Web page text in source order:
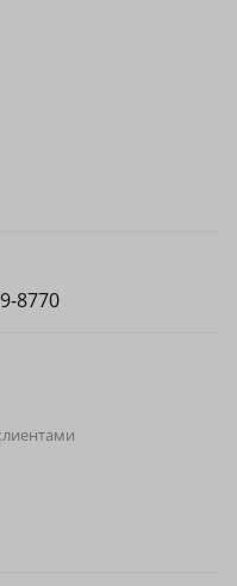
8770